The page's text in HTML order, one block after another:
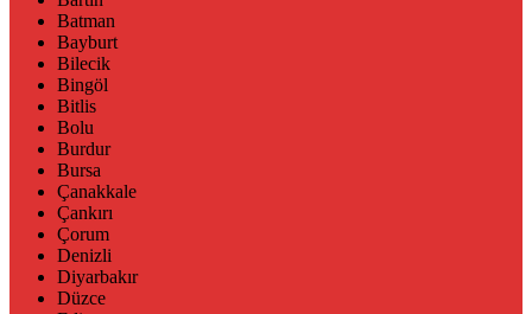
Batman
Bayburt
Bilecik
Bingöl
Bitlis
Bolu
Burdur
Bursa
Çanakkale
Çankırı
Çorum
Denizli
Diyarbakır
Düzce